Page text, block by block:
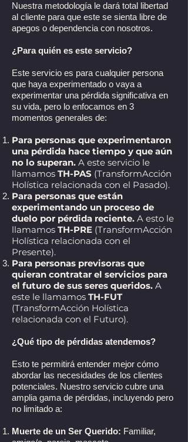
Nuestra metodología le dará total libertad
al cliente para que este se sienta libre de
apegos o dependencia con nosotros.
¿Para quién es este servicio?
Este servicio es para cualquier persona
que haya experimentado o vaya a
experimentar una pérdida significativa en
su vida, pero lo enfocamos en 3
momentos generales de:
Para personas que experimentaron
una pérdida hace tiempo y que aún
no lo superan. A este servicio le
llamamos TH-PAS (TransformAcción
Holística relacionada con el Pasado).
Para personas que están
experimentando un proceso de
duelo por pérdida reciente. A esto le
llamamos TH-PRE (TransformAcción
Holística relacionada con el
Presente).
Para personas previsoras que
quieran contratar el servicios para
el futuro de sus seres queridos. A
este le llamamos TH-FUT
(TransformAcción Holística
relacionada con el Futuro).
¿Qué tipo de pérdidas atendemos?
Esto te permitirá entender mejor cómo
abordar las necesidades de los clientes
potenciales. Nuestro servicio cubre una
amplia gama de pérdidas, incluyendo pero
no limitado a:
Muerte de un Ser Querido: Familiar,